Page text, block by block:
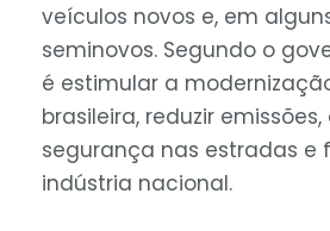
veículos novos e, em
seminovos. Segundo o
é estimular a
brasileira, reduzir
segurança nas estradas e
indústria nacional.